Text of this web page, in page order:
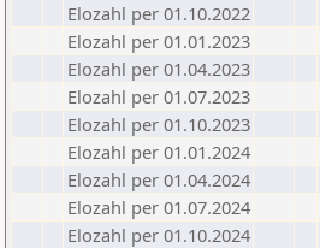
Elozahl per 01.10.2022
Elozahl per 01.01.2023
Elozahl per 01.04.2023
Elozahl per 01.07.2023
Elozahl per 01.10.2023
Elozahl per 01.01.2024
Elozahl per 01.04.2024
Elozahl per 01.07.2024
Elozahl per 01.10.2024